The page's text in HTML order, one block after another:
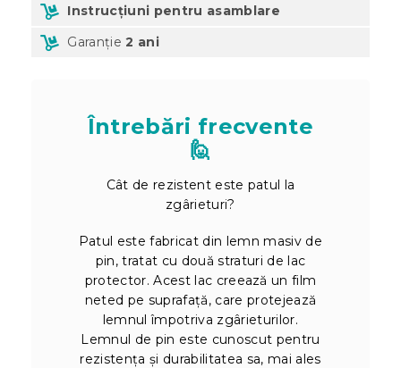
Instrucțiuni pentru asamblare
Garanție 2 ani
Întrebări frecvente
🙋
Cât de rezistent este patul la
zgârieturi?
Patul este fabricat din lemn masiv de
pin, tratat cu două straturi de lac
protector. Acest lac creează un film
neted pe suprafață, care protejează
lemnul împotriva zgârieturilor.
Lemnul de pin este cunoscut pentru
rezistența și durabilitatea sa, mai ales